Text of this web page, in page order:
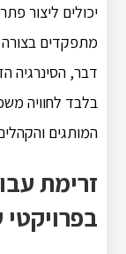
יכולים ליצור
מתפקדים בצורה
דבר, הסינרגיה
בלבד לחוויה
המותגים
זרימת
בפרויקטי